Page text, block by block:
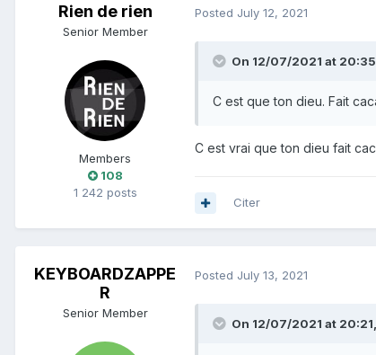
Rien de rien
Senior Member
Members
108
1 242 posts
Posted July 12, 2021
On 12/07/2021 at
C est que ton dieu. Fait
C est vrai que ton dieu fait
Citer
KEYBOARDZAPPE
R
Senior Member
Posted July 13, 2021
On 12/07/2021 at 20:21,